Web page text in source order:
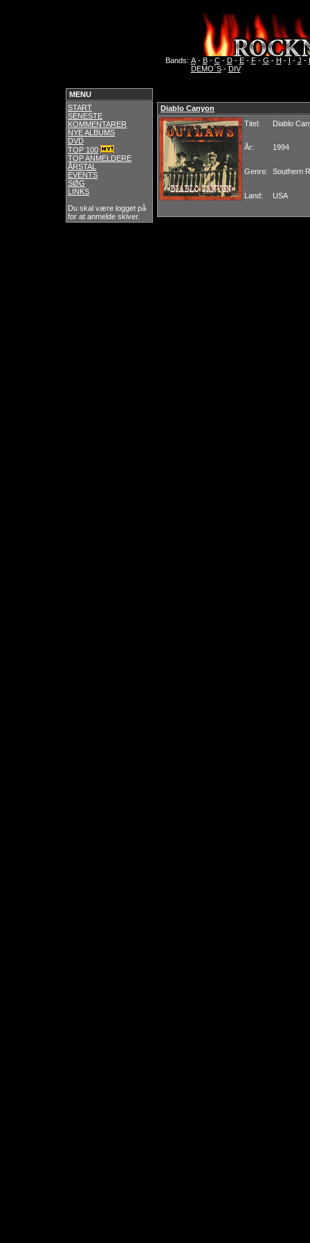
Bands: A- B- C- D- E- F- G - H - I - J -
DEMO´S- DIV
MENU
START
SENESTE
KOMMENTARER
NYE ALBUMS
DVD
TOP 100
TOP ANMELDERE
ÅRSTAL
EVENTS
SØG
LINKS
Du skal være logget på
for at anmelde skiver.
Diablo Canyon
Titel:
Diablo
År: 1994
Genre: Southern
Land: USA